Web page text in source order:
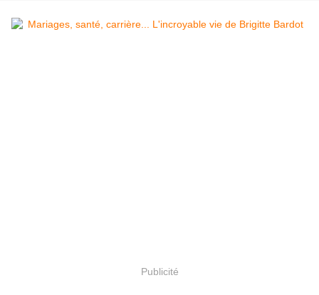
Publicité